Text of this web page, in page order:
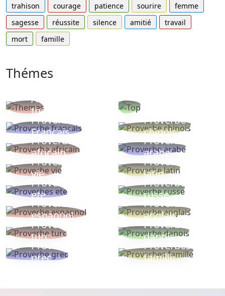
trahison
courage patience sourire
femme
sagesse
réussite silence amitié
travail
mort
famille
Thémes
Autres
thèmes
Proverbe
Français
Proverbe
chinois
Proverbe
africain
Proverbe
arabe
Proverbe
vie
Proverbe
latin
Proverbes
ete
Proverbe
russe
Proverbe
espagnol
Proverbe
anglais
Proverbe
turc
Proverbe
danois
Proverbe
grec
Proverbes
famille